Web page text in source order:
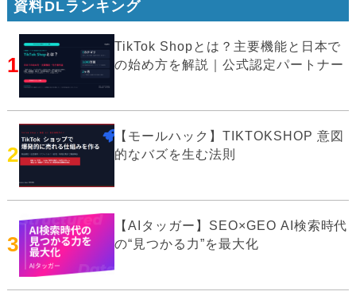
資料DLランキング
1
TikTok Shopとは？主要機能と日本で
の始め方を解説｜公式認定パートナー
2
【モールハック】TIKTOKSHOP 意図
的なバズを生む法則
3
【AIタッガー】SEO×GEO AI検索時代
の“見つかる力”を最大化